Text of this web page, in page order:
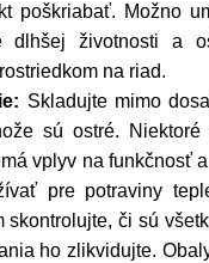
poškriabať. Možno
dlhšej životnosti a
na riad.
Skladujte mimo
sú ostré. Niektoré
vplyv na funkčnosť
pre potraviny
či sú
ho zlikvidujte.